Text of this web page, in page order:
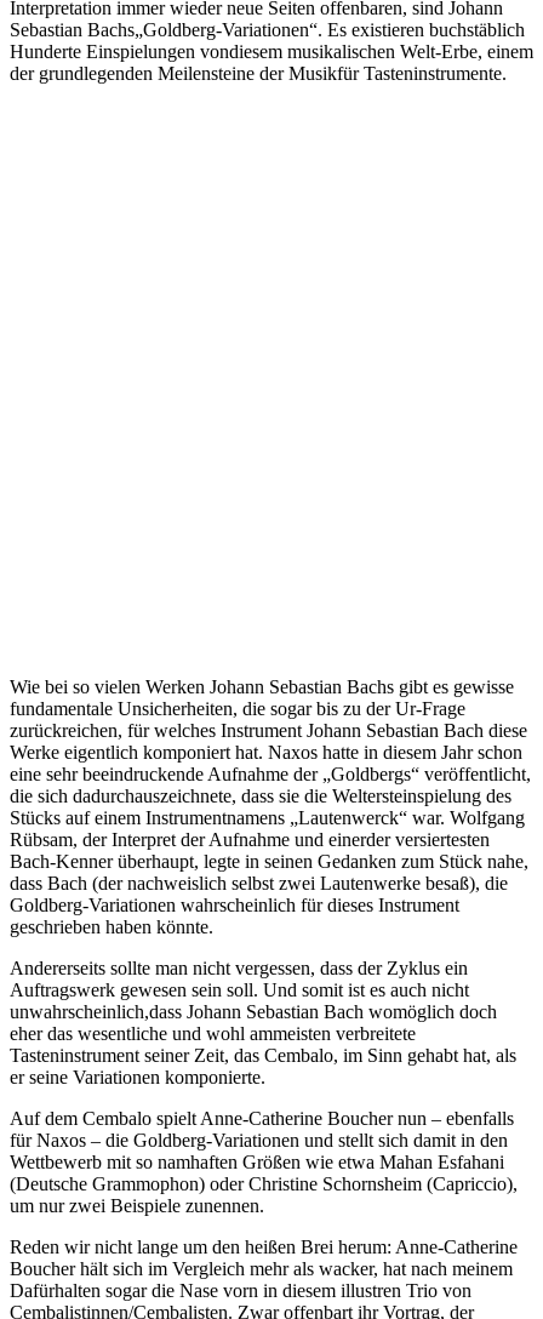
Interpretation immer wieder neue Seiten offenbaren, sind Johann
Sebastian Bachs„Goldberg-Variationen“. Es existieren buchstäblich
Hunderte Einspielungen vondiesem musikalischen Welt-Erbe, einem
der grundlegenden Meilensteine der Musikfür Tasteninstrumente.
Wie bei so vielen Werken Johann Sebastian Bachs gibt es gewisse
fundamentale Unsicherheiten, die sogar bis zu der Ur-Frage
zurückreichen, für welches Instrument Johann Sebastian Bach diese
Werke eigentlich komponiert hat. Naxos hatte in diesem Jahr schon
eine sehr beeindruckende Aufnahme der „Goldbergs“ veröffentlicht,
die sich dadurchauszeichnete, dass sie die Weltersteinspielung des
Stücks auf einem Instrumentnamens „Lautenwerck“ war. Wolfgang
Rübsam, der Interpret der Aufnahme und einerder versiertesten
Bach-Kenner überhaupt, legte in seinen Gedanken zum Stück nahe,
dass Bach (der nachweislich selbst zwei Lautenwerke besaß), die
Goldberg-Variationen wahrscheinlich für dieses Instrument
geschrieben haben könnte.
Andererseits sollte man nicht vergessen, dass der Zyklus ein
Auftragswerk gewesen sein soll. Und somit ist es auch nicht
unwahrscheinlich,dass Johann Sebastian Bach womöglich doch
eher das wesentliche und wohl ammeisten verbreitete
Tasteninstrument seiner Zeit, das Cembalo, im Sinn gehabt hat, als
er seine Variationen komponierte.
Auf dem Cembalo spielt Anne-Catherine Boucher nun – ebenfalls
für Naxos – die Goldberg-Variationen und stellt sich damit in den
Wettbewerb mit so namhaften Größen wie etwa Mahan Esfahani
(Deutsche Grammophon) oder Christine Schornsheim (Capriccio),
um nur zwei Beispiele zunennen.
Reden wir nicht lange um den heißen Brei herum: Anne-Catherine
Boucher hält sich im Vergleich mehr als wacker, hat nach meinem
Dafürhalten sogar die Nase vorn in diesem illustren Trio von
Cembalistinnen/Cembalisten. Zwar offenbart ihr Vortrag, der